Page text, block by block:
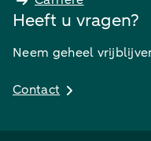
Heeft u vragen?
Neem geheel
Contact